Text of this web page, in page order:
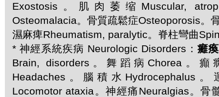
Exostosis。肌肉萎缩Muscular,
Osteomalacia。骨質疏鬆症Osteoporosis。
濕麻痺Rheumatism, paralytic。脊柱彎曲
* 神經系統疾病 Neurologic Disorders： 癱
Brain, disorders。舞蹈病Chorea。癲
Headaches。腦積水Hydrocephalus
Locomotor ataxia。神經痛Neuralgias。骨